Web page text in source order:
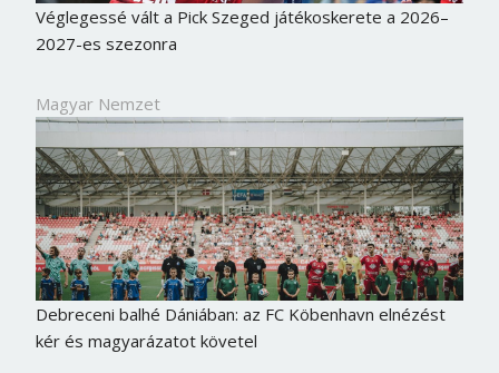
Véglegessé vált a Pick Szeged játékoskerete a 2026–
2027-es szezonra
Magyar Nemzet
Debreceni balhé Dániában: az FC Köbenhavn elnézést
kér és magyarázatot követel